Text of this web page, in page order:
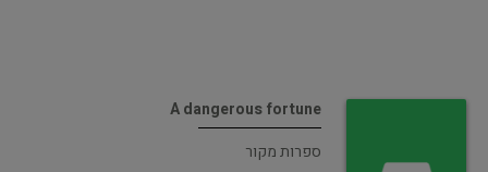
A dangerous fortune
ספרות מקור